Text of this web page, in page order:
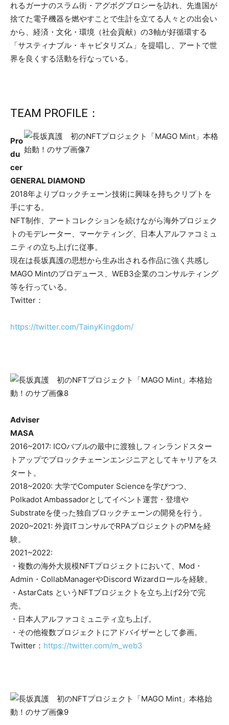
れるガーナのスラム街・アグボグブロシーを訪れ、先進国が
捨てた電子機器を燃やすことで生計を立てる人々との出会い
から、経済・文化・環境（社会貢献）の3軸が好循環する
「サスティナブル・キャピタリズム」を提唱し、アートで世
界を良くする活動を行なっている。
TEAM PROFILE：
Pro
du
cer
GENERAL DIAMOND
2018年よりブロックチェーン技術に興味を持ちクリプトを
手にする。
NFT制作、アートコレクションを続けながら海外プロジェク
トのモデレーター、マーケティング、日本人アルファコミュ
ニティの立ち上げに従事。
現在は長坂真護の思想から生み出される作品に強く共感し
MAGO Mintのプロデュース、WEB3企業のコンサルティング
等を行っている。
Twitter：
https://twitter.com/TainyKingdom/
Adviser
MASA
2016~2017: ICOバブルの最中に渡独しフィンランドスター
トアップでブロックチェーンエンジニアとしてキャリアをス
タート。
2018~2020: 大学でComputer Scienceを学びつつ、
Polkadot Ambassadorとしてイベント運営・登壇や
Substrateを使った独自ブロックチェーンの開発を行う。
2020~2021: 外資ITコンサルでRPAプロジェクトのPMを経
験。
2021~2022:
・複数の海外大規模NFTプロジェクトにおいて、Mod・
Admin・CollabManagerやDiscord Wizardロールを経験。
・AstarCats というNFTプロジェクトを立ち上げ2分で完
売。
・日本人アルファコミュニティ立ち上げ。
・その他複数プロジェクトにアドバイザーとして参画。
Twitter： https://twitter.com/m_web3